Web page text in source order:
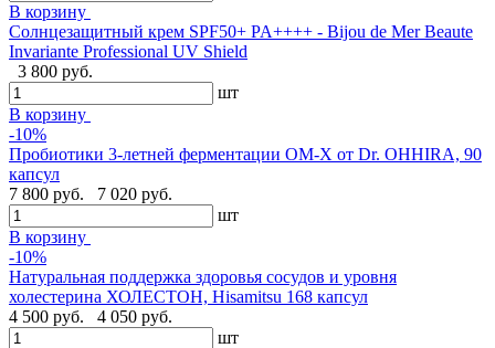
В корзину
Cолнцезащитный крем SPF50+ PA++++ - Bijou de Mer Beaute
Invariante Professional UV Shield
3 800 руб.
шт
В корзину
-10%
Пробиотики 3-летней ферментации OM-X от Dr. OHHIRA, 90
капсул
7 800 руб.
7 020 руб.
шт
В корзину
-10%
Натуральная поддержка здоровья сосудов и уровня
холестерина ХОЛЕСТОН, Hisamitsu 168 капсул
4 500 руб.
4 050 руб.
шт